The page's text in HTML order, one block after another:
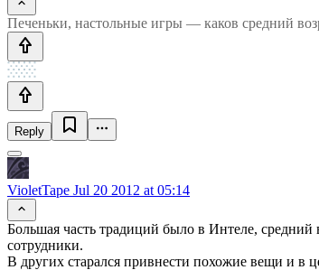
Печеньки, настольные игры — каков средний
Reply
VioletTape Jul 20 2012 at 05:14
Большая часть традиций было в Интеле,
сотрудники.
В других старался привнести похожие вещи и в